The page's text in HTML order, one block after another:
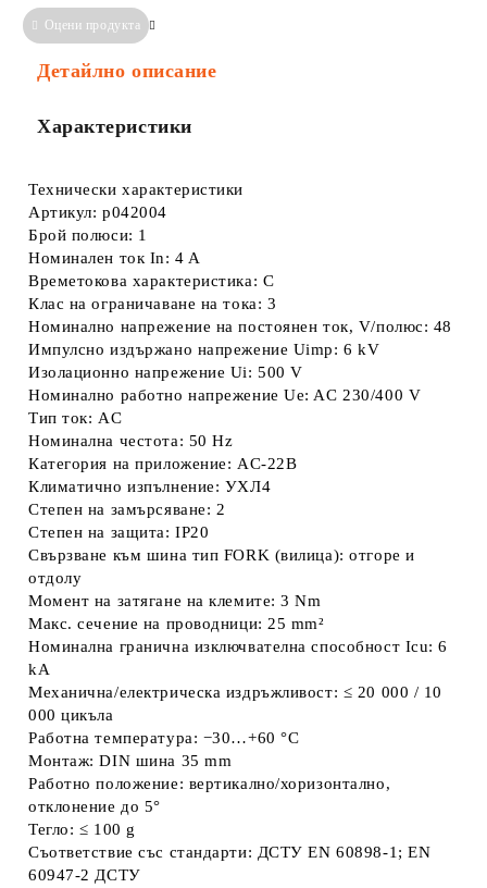
Оцени продукта
Детайлно описание
Характеристики
Технически характеристики
Артикул: p042004
Брой полюси: 1
Номинален ток In: 4 A
Времетокова характеристика: C
Клас на ограничаване на тока: 3
Номинално напрежение на постоянен ток, V/полюс: 48
Импулсно издържано напрежение Uimp: 6 kV
Изолационно напрежение Ui: 500 V
Номинално работно напрежение Ue: AC 230/400 V
Тип ток: AC
Номинална честота: 50 Hz
Категория на приложение: AC-22B
Климатично изпълнение: УХЛ4
Степен на замърсяване: 2
Степен на защита: IP20
Свързване към шина тип FORK (вилица): отгоре и
отдолу
Момент на затягане на клемите: 3 Nm
Макс. сечение на проводници: 25 mm²
Номинална гранична изключвателна способност Icu: 6
kA
Механична/електрическа издръжливост: ≤ 20 000 / 10
000 цикъла
Работна температура: −30…+60 °C
Монтаж: DIN шина 35 mm
Работно положение: вертикално/хоризонтално,
отклонение до 5°
Тегло: ≤ 100 g
Съответствие със стандарти: ДСТУ EN 60898-1; EN
60947-2 ДСТУ